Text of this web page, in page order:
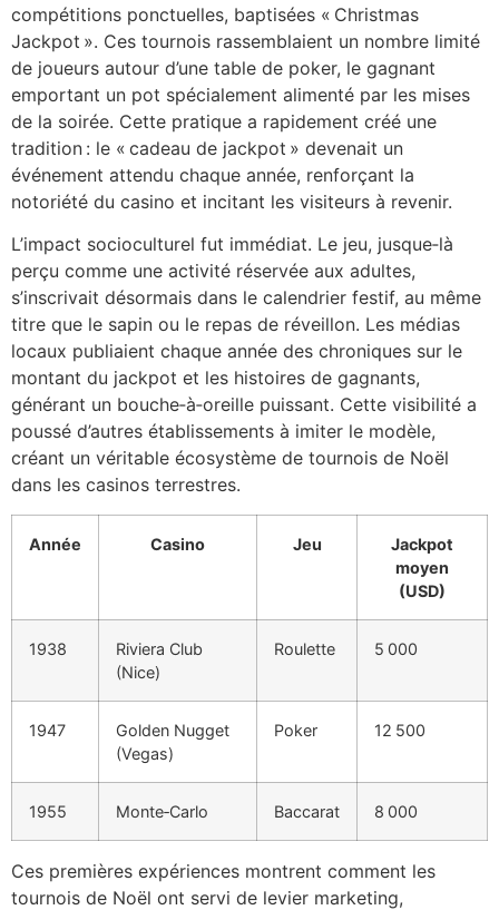
compétitions ponctuelles, baptisées « Christmas
Jackpot ». Ces tournois rassemblaient un nombre limité
de joueurs autour d’une table de poker, le gagnant
emportant un pot spécialement alimenté par les mises
de la soirée. Cette pratique a rapidement créé une
tradition : le « cadeau de jackpot » devenait un
événement attendu chaque année, renforçant la
notoriété du casino et incitant les visiteurs à revenir.
L’impact socioculturel fut immédiat. Le jeu, jusque‑là
perçu comme une activité réservée aux adultes,
s’inscrivait désormais dans le calendrier festif, au même
titre que le sapin ou le repas de réveillon. Les médias
locaux publiaient chaque année des chroniques sur le
montant du jackpot et les histoires de gagnants,
générant un bouche‑à‑oreille puissant. Cette visibilité a
poussé d’autres établissements à imiter le modèle,
créant un véritable écosystème de tournois de Noël
dans les casinos terrestres.
Année Casino Jeu
Jackpot
moyen
(USD)
1938
Riviera Club
(Nice)
Roulette 5 000
1947
Golden Nugget
(Vegas)
Poker 12 500
1955 Monte‑Carlo Baccarat 8 000
Ces premières expériences montrent comment les
tournois de Noël ont servi de levier marketing,